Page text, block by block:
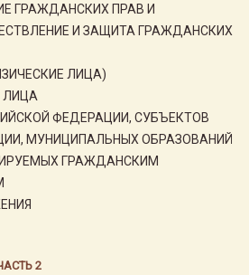
ГРАЖДАНСКИХ ПРАВ И
И ЗАЩИТА ГРАЖДАНСКИХ
ЛИЦА)
ЛИЦА
ФЕДЕРАЦИИ, СУБЪЕКТОВ
МУНИЦИПАЛЬНЫХ ОБРАЗОВАНИЙ
ГРАЖДАНСКИМ
2